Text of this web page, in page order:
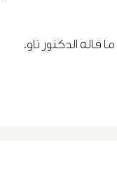
الدكتور تاو.